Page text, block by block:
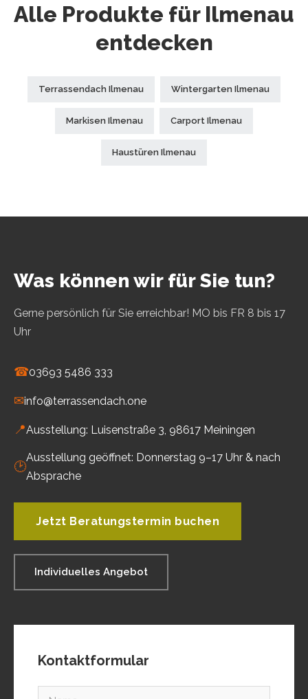
Alle Produkte für Ilmenau
entdecken
Terrassendach Ilmenau Wintergarten Ilmenau
Markisen Ilmenau Carport Ilmenau
Haustüren Ilmenau
Was können wir für Sie tun?
Gerne persönlich für Sie erreichbar! MO bis FR 8 bis 17
Uhr
☎03693 5486 333
✉info@terrassendach.one
📍Ausstellung: Luisenstraße 3, 98617 Meiningen
🕑
Ausstellung geöffnet: Donnerstag 9–17 Uhr & nach
Absprache
Jetzt Beratungstermin buchen
Individuelles Angebot
Kontaktformular